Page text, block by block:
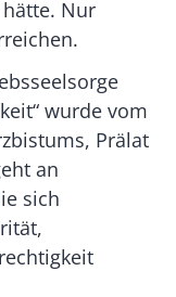
Nur
wurde vom
Prälat
an
sich